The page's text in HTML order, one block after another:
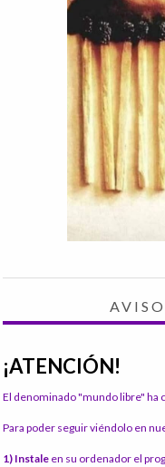
¡ATENCIÓN!
El denominado "mundo libre" ha
Para poder seguir viéndolo en
1) Instale en su ordenador el